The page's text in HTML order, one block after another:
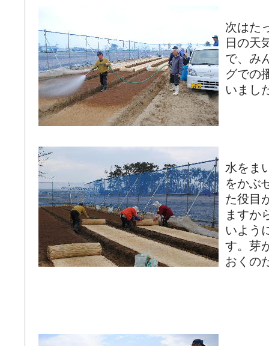
次はた
日の天
で、み
グでの
いまし
水をま
をかぶ
た役目
ますか
いよう
す。芽
おくの